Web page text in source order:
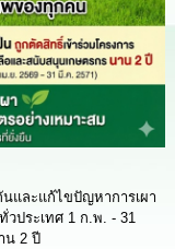
และแก้ไขปัญหาการเผา
วประเทศ 1 ก.พ. - 31
น 2 ปี